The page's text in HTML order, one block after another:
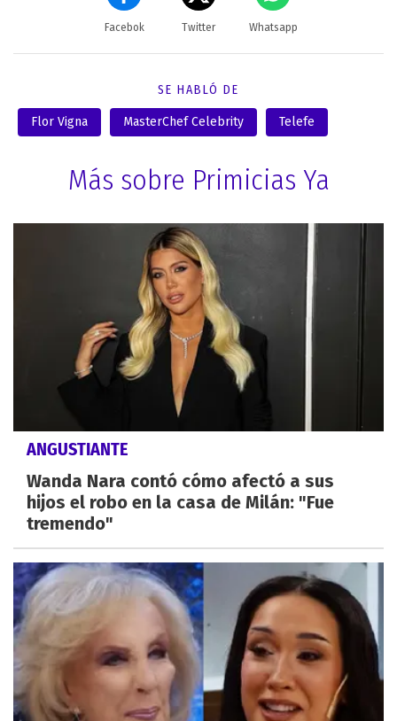
Facebok Twitter Whatsapp
SE HABLÓ DE
Flor Vigna MasterChef Celebrity Telefe
Más sobre Primicias Ya
ANGUSTIANTE
Wanda Nara contó cómo afectó a sus
hijos el robo en la casa de Milán: "Fue
tremendo"